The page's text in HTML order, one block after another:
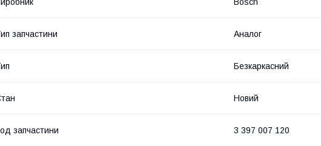
запчастини Аналог
Безкаркасний
Новий
запчастини 3 397 007 120